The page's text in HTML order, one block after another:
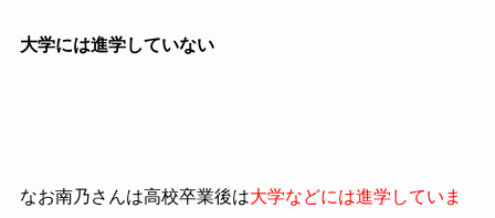
大学には進学していない
なお南乃さんは高校卒業後は大学などには進学していま